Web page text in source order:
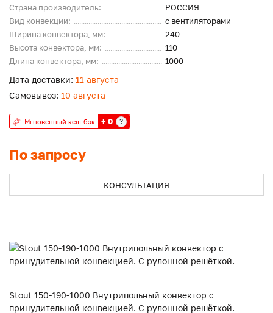
Страна производитель:
РОССИЯ
Вид конвекции:
с вентиляторами
Ширина конвектора, мм:
240
Высота конвектора, мм:
110
Длина конвектора, мм:
1000
По запросу
Дата доставки: 11 августа
Самовывоз: 10 августа
Мгновенный кеш-бэк + 0 ?
КОНСУЛЬТАЦИЯ
Stout 150-190-1000 Внутрипольный конвектор с
принудительной конвекцией. С рулонной решёткой.